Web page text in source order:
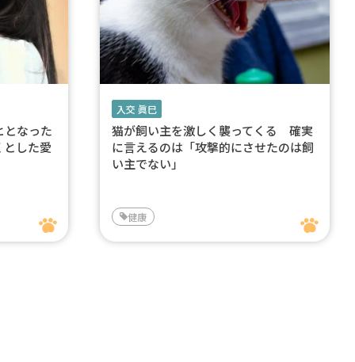
となった
した愛
入交 眞巳
猫が飼い主を激しく襲ってくる 確実
に言えるのは「攻撃的にさせたのは飼
い主でない」
健康